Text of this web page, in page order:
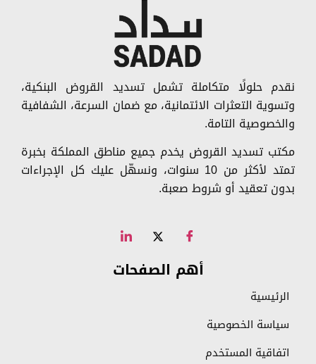
نقدم حلولًا متكاملة تشمل تسديد القروض البنكية،
وتسوية التعثرات الائتمانية، مع ضمان السرعة، الشفافية
والخصوصية التامة.
مكتب تسديد القروض يخدم جميع مناطق المملكة بخبرة
تمتد لأكثر من 10 سنوات، ونسهّل عليك كل الإجراءات
بدون تعقيد أو شروط صعبة.
أهم الصفحات
الرئيسية
سياسة الخصوصية
اتفاقية المستخدم